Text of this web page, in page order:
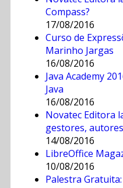
Compass?
17/08/2016
Curso de
Marinho Jargas
16/08/2016
Java Academy
Java
16/08/2016
Novatec Editora
gestores,
14/08/2016
LibreOffice
10/08/2016
Palestra